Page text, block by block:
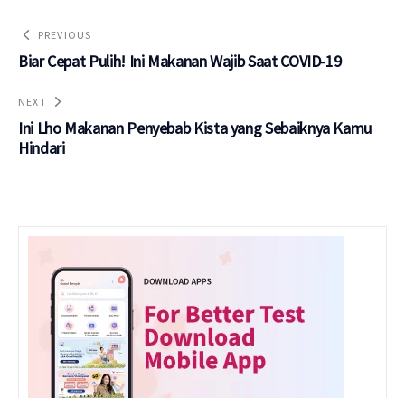
PREVIOUS
Biar Cepat Pulih! Ini Makanan Wajib Saat COVID-19
NEXT
Ini Lho Makanan Penyebab Kista yang Sebaiknya Kamu
Hindari